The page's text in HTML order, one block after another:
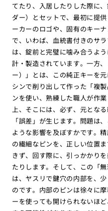
てたり、入居したりした際に
ダー）とセットで、最初に提
ーカーのロゴや、固有のキー
で、いわば、血統書付きのサ
は、錠前と完璧に噛み合うよ
計・製造されています。一方
ー）」とは、この純正キーを
シンで削り出して作った「複
ンを使い、熟練した職人が作
上、そこには、必ず、元とな
「誤差」が生じます。問題は
ような影響を及ぼすかです。
の繊細なピンを、正しい位置
きず、回す際に、引っかかり
たりします。そして、この「
は、ヤスリで鍵穴の内部を、
のです。内部のピンは徐々に
ーを使っても開けられないほ